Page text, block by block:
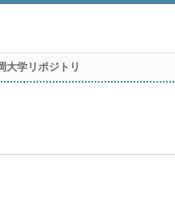
大学リポジトリ